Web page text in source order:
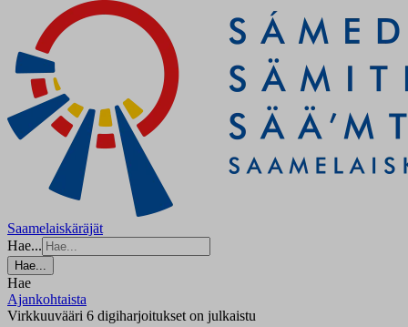
Saamelaiskäräjät
Hae...
Hae...
Hae
Ajankohtaista
Virkkuuvääri 6 digiharjoitukset on julkaistu